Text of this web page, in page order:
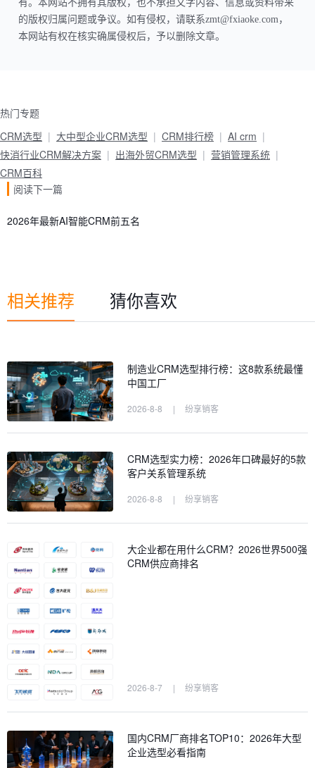
有。本网站不拥有其版权，也不承担文字内容、信息或资料带来
的版权归属问题或争议。如有侵权，请联系zmt@fxiaoke.com，
本网站有权在核实确属侵权后，予以删除文章。
热门专题
CRM选型
大中型企业CRM选型 CRM排行榜
AI crm
快消行业CRM解决方案
出海外贸CRM选型
营销管理系统
CRM百科
阅读下一篇
2026年最新AI智能CRM前五名
相关推荐 猜你喜欢
制造业CRM选型排行榜：这8款系统最懂
中国工厂
2026-8-8 | 纷享销客
CRM选型实力榜：2026年口碑最好的5款
客户关系管理系统
2026-8-8 | 纷享销客
大企业都在用什么CRM？2026世界500强
CRM供应商排名
2026-8-7 | 纷享销客
国内CRM厂商排名TOP10：2026年大型
企业选型必看指南